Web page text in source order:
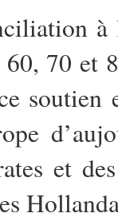
à
70 et
et